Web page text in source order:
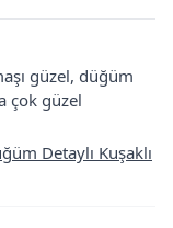
güzel, düğüm
çok güzel
Detaylı Kuşaklı